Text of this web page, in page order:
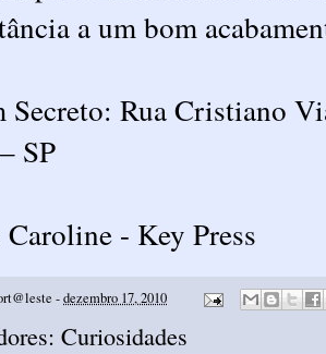
a um bom
Secreto: Rua Cristiano
SP
Caroline - Key Press
-dezembro 17, 2010
Curiosidades